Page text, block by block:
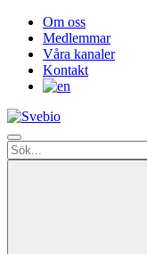
Om oss
Medlemmar
Våra kanaler
Kontakt